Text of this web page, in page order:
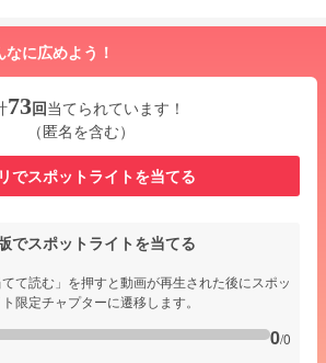
に広めよう！
73回当てられています！
（匿名を含む）
でスポットライトを当てる
でスポットライトを当てる
てて読む」を押すと動画が再生された後にスポッ
ト限定チャプターに遷移します。
0/0